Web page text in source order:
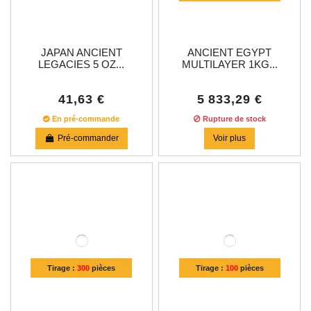
JAPAN ANCIENT
LEGACIES 5 OZ...
41,63 €
En pré-commande
Pré-commander
ANCIENT EGYPT
MULTILAYER 1KG...
5 833,29 €
Rupture de stock
Voir plus
Tirage :300 pièces Tirage : 100pièces